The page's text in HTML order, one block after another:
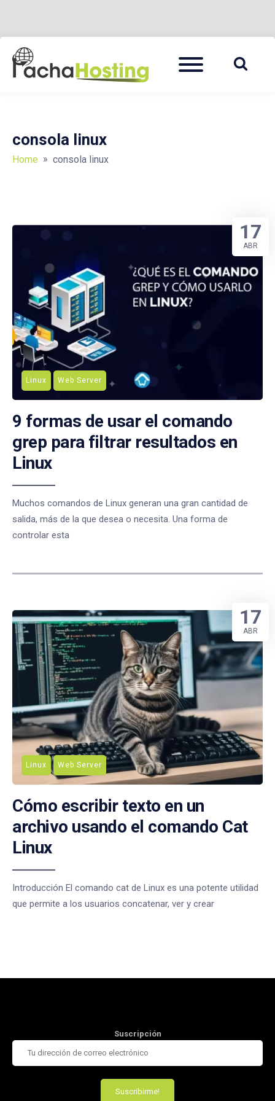
content
PACHA HOSTING BLOG
Menu
consola linux
Home » consola linux
Linux Web Server
9 formas de usar el comando
grep para filtrar resultados en
Linux
Muchos comandos de Linux generan una gran cantidad de
salida, más de la que desea o necesita. Una forma de
controlar esta
17
ABR
Linux Web Server
Cómo escribir texto en un
archivo usando el comando Cat
Linux
Introducción El comando cat de Linux es una potente utilidad
que permite a los usuarios concatenar, ver y crear
17
ABR
Suscripción